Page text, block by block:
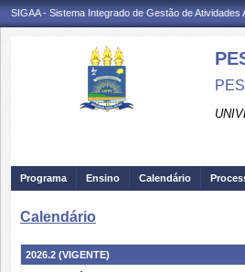
SIGAA - Sistema Integrado de Gestão de Atividades
Programa Ensino Calendário
Calendário
2026.2 (VIGENTE)